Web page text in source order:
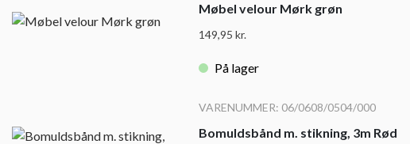
Møbel velour Mørk grøn
149,95kr.
På lager
VARENUMMER: 06/0608/0504/000
Bomuldsbånd m. stikning, 3m Rød